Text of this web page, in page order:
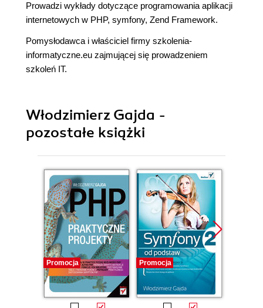
Prowadzi wykłady dotyczące programowania aplikacji
internetowych w PHP, symfony, Zend Framework.
Pomysłodawca i właściciel firmy szkolenia-
informatyczne.eu zajmującej się prowadzeniem
szkoleń IT.
Włodzimierz Gajda -
pozostałe książki
Promocja Promocja